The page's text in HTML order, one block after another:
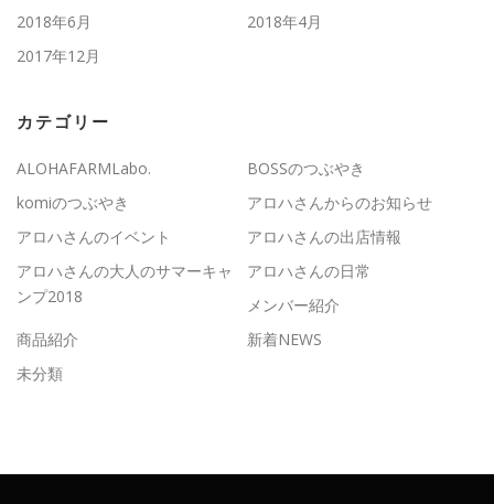
2018年6月
2018年4月
2017年12月
カテゴリー
ALOHAFARMLabo.
BOSSのつぶやき
komiのつぶやき
アロハさんからのお知らせ
アロハさんのイベント
アロハさんの出店情報
アロハさんの大人のサマーキャ
ンプ2018
アロハさんの日常
メンバー紹介
商品紹介
新着NEWS
未分類